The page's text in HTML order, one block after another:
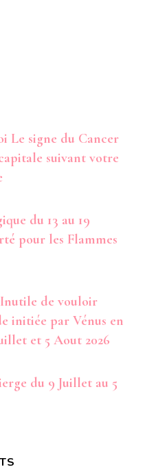
Le signe du Cancer
suivant votre
du 13 au 19
pour les Flammes
Inutile de vouloir
initiée par Vénus en
et 5 Aout 2026
du 9 Juillet au 5